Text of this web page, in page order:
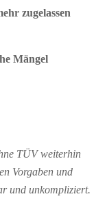
zugelassen
Mängel
TÜV weiterhin
Vorgaben und
und unkompliziert.